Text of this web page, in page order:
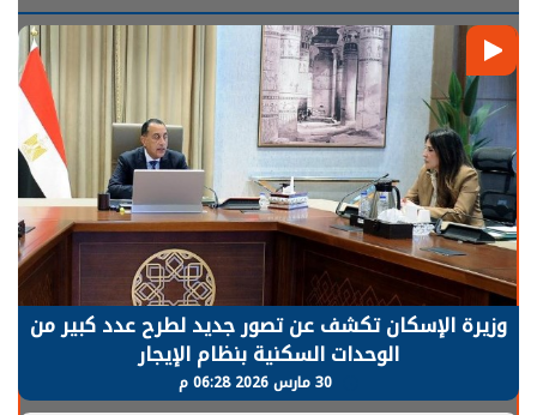
الرئيس السيسي: توقف الأنشطة في قطاع الطاقة
يحتاج إلى سنوات لعودة معدلات الإنتاج الطبيعية